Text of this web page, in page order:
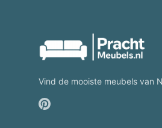
Vind de mooiste meubels van